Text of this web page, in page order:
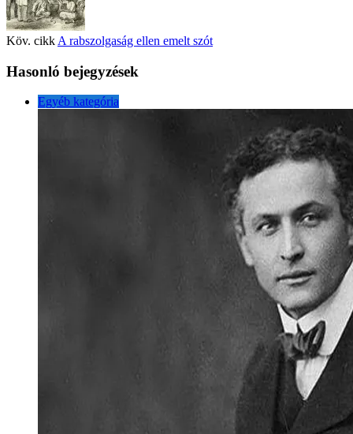
Köv. cikk A rabszolgaság ellen emelt szót
Hasonló bejegyzések
Egyéb kategória